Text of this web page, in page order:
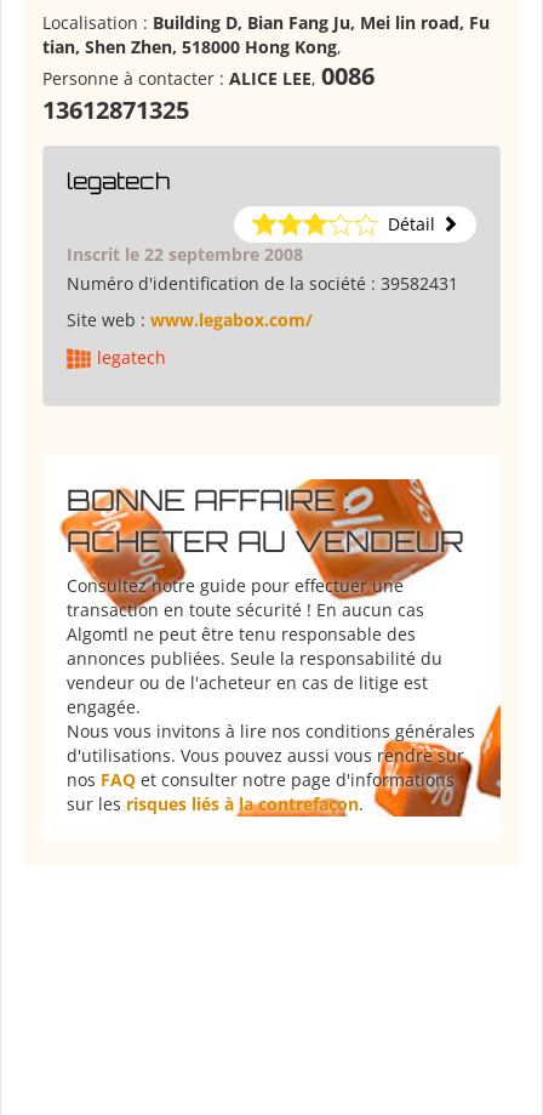
Localisation : Building D, Bian Fang Ju, Mei lin road, Fu
tian, Shen Zhen, 518000 Hong Kong,
Personne à contacter : ALICE LEE, 0086
13612871325
legatech
Détail
Inscrit le 22 septembre 2008
Numéro d'identification de la société : 39582431
Site web : www.legabox.com/
legatech
BONNE AFFAIRE :
ACHETER AU VENDEUR
Consultez notre guide pour effectuer une
transaction en toute sécurité ! En aucun cas
Algomtl ne peut être tenu responsable des
annonces publiées. Seule la responsabilité du
vendeur ou de l'acheteur en cas de litige est
engagée.
Nous vous invitons à lire nos conditions générales
d'utilisations. Vous pouvez aussi vous rendre sur
nos FAQ et consulter notre page d'informations
sur les risques liés à la contrefaçon.